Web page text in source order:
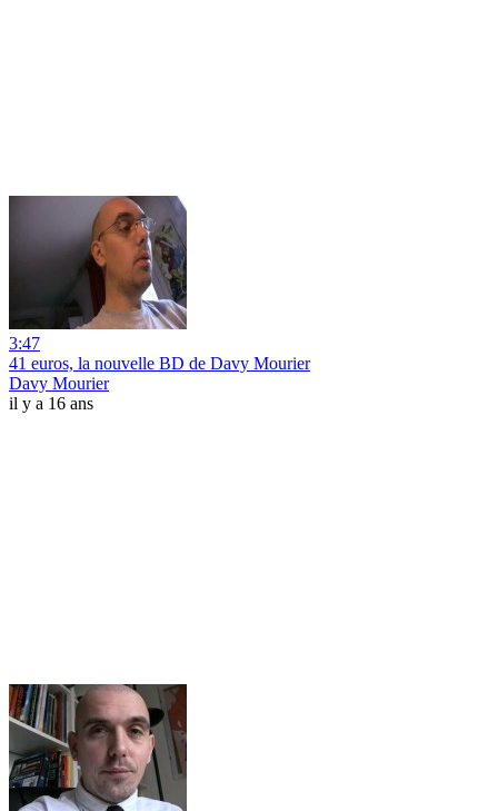
3:47
41 euros, la nouvelle BD de Davy Mourier
Davy Mourier
il y a 16 ans